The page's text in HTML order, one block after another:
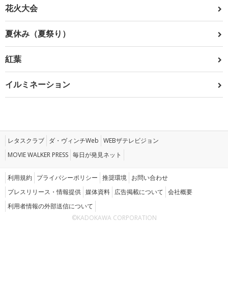
花火大会
夏休み（夏祭り）
紅葉
イルミネーション
レタスクラブ ダ・ヴィンチWeb WEBザテレビジョン
MOVIE WALKER PRESS 毎日が発見ネット
利用規約 プライバシーポリシー 推奨環境 お問い合わせ
プレスリリース・情報提供 媒体資料 広告掲載について 会社概要
利用者情報の外部送信について
©KADOKAWA CORPORATION